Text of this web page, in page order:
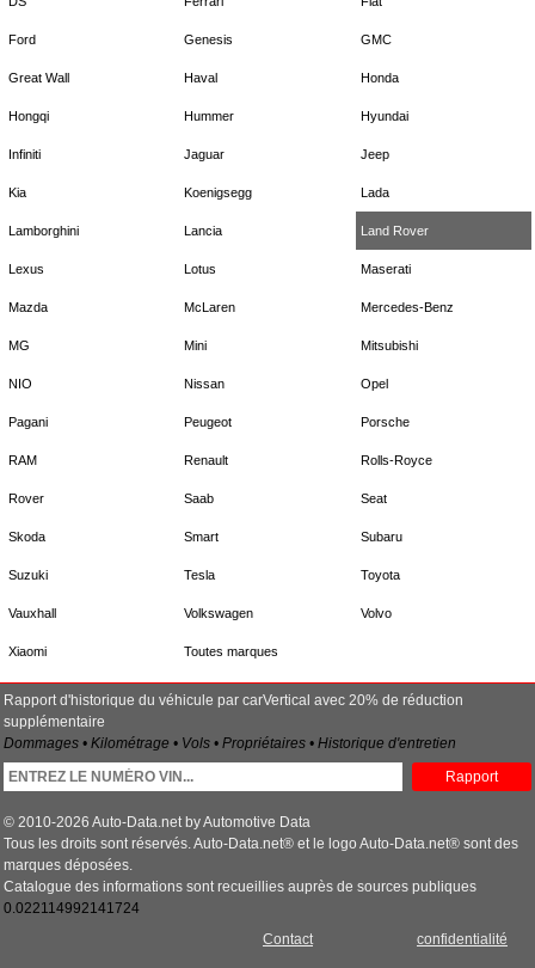
Ford Genesis GMC
Great Wall Haval Honda
Hongqi Hummer Hyundai
Infiniti Jaguar Jeep
Kia Koenigsegg Lada
Lamborghini Lancia Land Rover
Lexus Lotus Maserati
Mazda McLaren Mercedes-Benz
MG Mini Mitsubishi
NIO Nissan Opel
Pagani Peugeot Porsche
RAM Renault Rolls-Royce
Rover Saab Seat
Skoda Smart Subaru
Suzuki Tesla Toyota
Vauxhall Volkswagen Volvo
Xiaomi Toutes marques
Rapport d'historique du véhicule par carVertical avec 20% de réduction
supplémentaire
Dommages • Kilométrage • Vols • Propriétaires • Historique d'entretien
Rapport
© 2010-2026 Auto-Data.net by Automotive Data
Tous les droits sont réservés. Auto-Data.net® et le logo Auto-Data.net® sont des
marques déposées.
Catalogue des informations sont recueillies auprès de sources publiques
0.022114992141724
confidentialité
Contact